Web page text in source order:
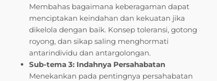
Membahas bagaimana keberagaman dapat
menciptakan keindahan dan kekuatan jika
dikelola dengan baik. Konsep toleransi, gotong
royong, dan sikap saling menghormati
antarindividu dan antargolongan.
Sub-tema 3: Indahnya Persahabatan
Menekankan pada pentingnya persahabatan